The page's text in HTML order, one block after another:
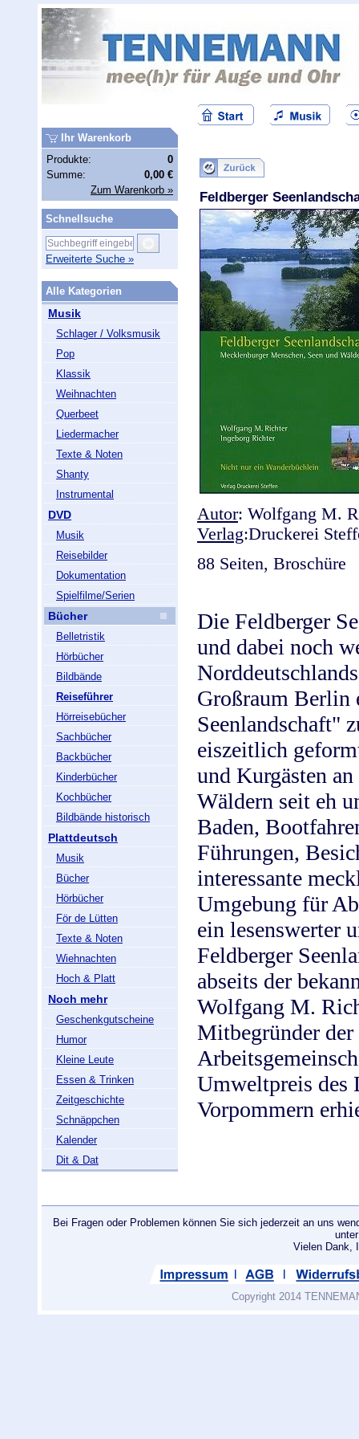
Ihr Warenkorb
Produkte:
0
Summe:
0,00 €
Zum Warenkorb »
Schnellsuche
Erweiterte Suche »
Alle Kategorien
Musik
Schlager / Volksmusik
Pop
Klassik
Weihnachten
Querbeet
Liedermacher
Texte & Noten
Shanty
Instrumental
DVD
Musik
Reisebilder
Dokumentation
Spielfilme/Serien
Bücher
Belletristik
Hörbücher
Bildbände
Reiseführer
Hörreisebücher
Sachbücher
Backbücher
Kinderbücher
Kochbücher
Bildbände historisch
Plattdeutsch
Musik
Bücher
Hörbücher
För de Lütten
Texte & Noten
Wiehnachten
Hoch & Platt
Noch mehr
Geschenkgutscheine
Humor
Kleine Leute
Essen & Trinken
Zeitgeschichte
Schnäppchen
Kalender
Dit & Dat
Feldberger
Autor: Wolfgang M.
Verlag:Druckerei
88 Seiten, Broschüre
Die Feldberger
und dabei noch
Großraum Berlin
Seenlandschaft"
eiszeitlich
und Kurgästen
Wäldern seit eh
Baden,
Führungen,
interessante
Umgebung für
ein lesenswerter
Feldberger
abseits der
Wolfgang M.
Mitbegründer
Umweltpreis des
Vorpommern
Bei Fragen oder Problemen können Sie sich jederzeit an uns
Vielen Dank,
Copyright 2014